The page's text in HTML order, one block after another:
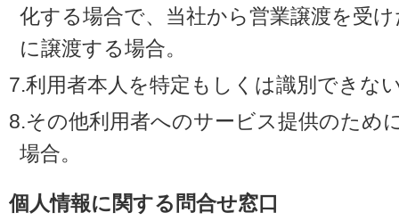
化する場合で、当社から営業譲渡を受
に譲渡する場合。
7.利用者本人を特定もしくは識別できな
8.その他利用者へのサービス提供のため
場合。
個人情報に関する問合せ窓口